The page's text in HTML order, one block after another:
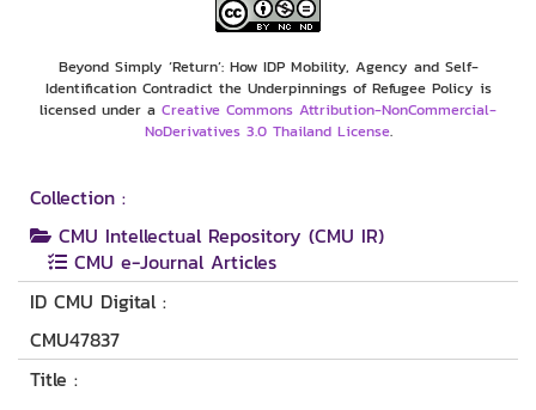
Beyond Simply ‘Return’: How IDP Mobility, Agency and Self-
Identification Contradict the Underpinnings of Refugee Policy is
licensed under a Creative Commons Attribution-NonCommercial-
NoDerivatives 3.0 Thailand License.
Collection :
CMU Intellectual Repository (CMU IR)
CMU e-Journal Articles
ID CMU Digital :
CMU47837
Title :